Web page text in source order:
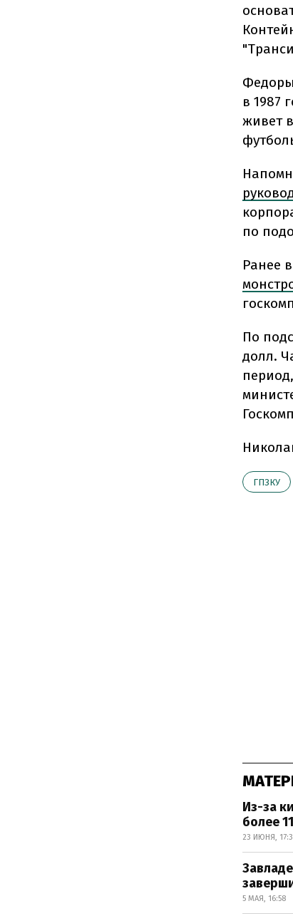
в 1987
живет
по
Ранее
По
долл.
ГПЗКУ
Из-за
более
23 ИЮНЯ,
5 МАЯ, 16:58